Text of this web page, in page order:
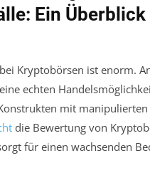
Ein
Kryptobörsen ist enorm.
echten
mit manipulierten
die Bewertung von
für einen wachsenden